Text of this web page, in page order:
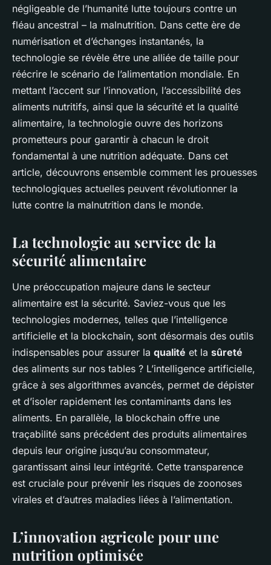
admin•30 novembre 2023•4 min de lecture
négligeable de l’humanité lutte toujours contre un
fléau ancestral – la malnutrition. Dans cette ère de
numérisation et d’échanges instantanés, la
technologie se révèle être une alliée de taille pour
réécrire le scénario de l’alimentation mondiale. En
mettant l’accent sur l’innovation, l’accessibilité des
aliments nutritifs, ainsi que la sécurité et la qualité
alimentaire, la technologie ouvre des horizons
prometteurs pour garantir à chacun le droit
fondamental à une nutrition adéquate. Dans cet
article, découvrons ensemble comment les prouesses
technologiques actuelles peuvent révolutionner la
lutte contre la malnutrition dans le monde.
La technologie au service de la
sécurité alimentaire
Une préoccupation majeure dans le secteur
alimentaire est la sécurité. Saviez-vous que les
technologies modernes, telles que l’intelligence
artificielle et la blockchain, sont désormais des outils
indispensables pour assurer la qualité et la sûreté
des aliments sur nos tables ? L’intelligence artificielle,
grâce à ses algorithmes avancés, permet de dépister
et d’isoler rapidement les contaminants dans les
aliments. En parallèle, la blockchain offre une
traçabilité sans précédent des produits alimentaires
depuis leur origine jusqu’au consommateur,
garantissant ainsi leur intégrité. Cette transparence
est cruciale pour prévenir les risques de zoonoses
virales et d’autres maladies liées à l’alimentation.
L’innovation agricole pour une
nutrition optimisée